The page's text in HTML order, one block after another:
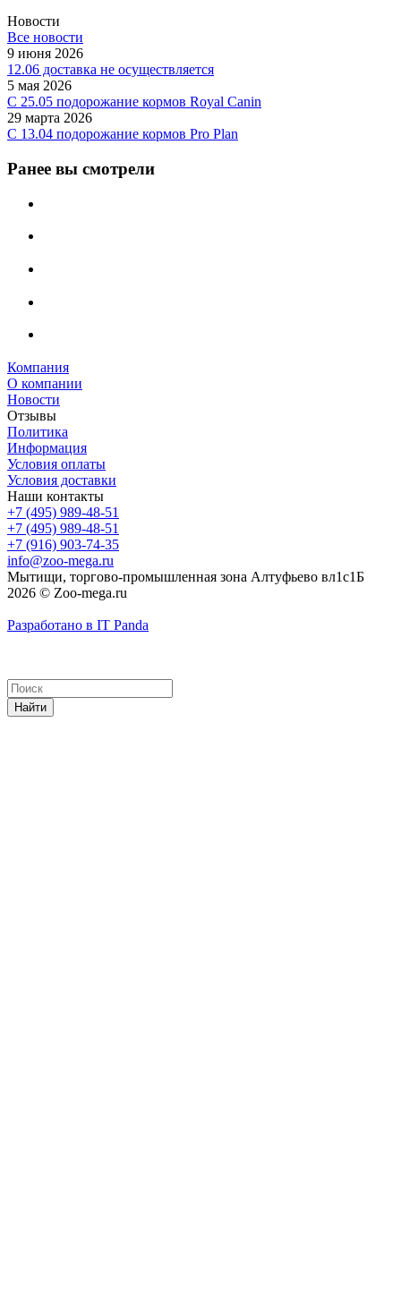
Новости
Все новости
9 июня 2026
12.06 доставка не осуществляется
5 мая 2026
C 25.05 подорожание кормов Royal Canin
29 марта 2026
С 13.04 подорожание кормов Pro Plan
Ранее вы смотрели
Компания
О компании
Новости
Отзывы
Политика
Информация
Условия оплаты
Условия доставки
Наши контакты
+7 (495) 989-48-51
+7 (495) 989-48-51
+7 (916) 903-74-35
info@zoo-mega.ru
Мытищи, торгово-промышленная зона Алтуфьево вл1с1Б
2026 © Zoo-mega.ru
Разработано в IT Panda
Найти